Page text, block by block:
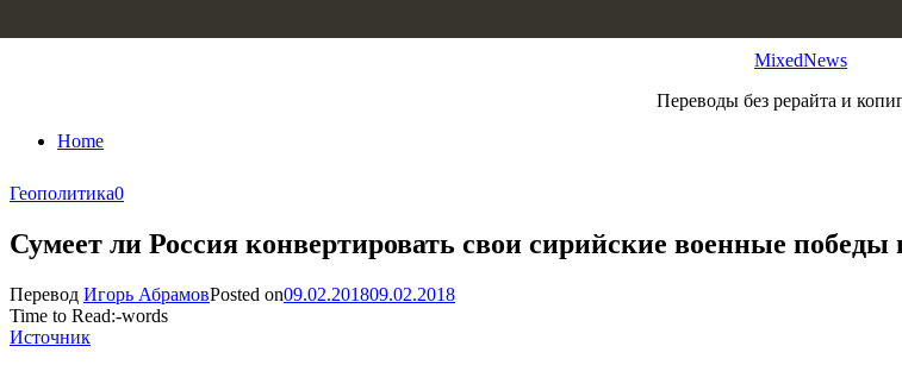
MixedNews
Переводы без рерайта и
Home
Геополитика0
Сумеет ли Россия конвертировать свои сирийские военные победы
Перевод Игорь АбрамовPosted on09.02.201809.02.2018
Time to Read:-words
Источник